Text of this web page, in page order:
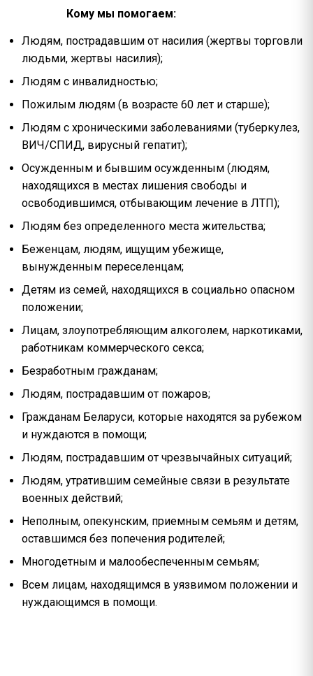
Кому мы помогаем:
Людям, пострадавшим от насилия (жертвы торговли
людьми, жертвы насилия);
Людям с инвалидностью;
Пожилым людям (в возрасте 60 лет и старше);
Людям с хроническими заболеваниями (туберкулез,
ВИЧ/СПИД, вирусный гепатит);
Осужденным и бывшим осужденным (людям,
находящихся в местах лишения свободы и
освободившимся, отбывающим лечение в ЛТП);
Людям без определенного места жительства;
Беженцам, людям, ищущим убежище,
вынужденным переселенцам;
Детям из семей, находящихся в социально опасном
положении;
Лицам, злоупотребляющим алкоголем, наркотиками,
работникам коммерческого секса;
Безработным гражданам;
Людям, пострадавшим от пожаров;
Гражданам Беларуси, которые находятся за рубежом
и нуждаются в помощи;
Людям, пострадавшим от чрезвычайных ситуаций;
Людям, утратившим семейные связи в результате
военных действий;
Неполным, опекунским, приемным семьям и детям,
оставшимся без попечения родителей;
Многодетным и малообеспеченным семьям;
Всем лицам, находящимся в уязвимом положении и
нуждающимся в помощи.